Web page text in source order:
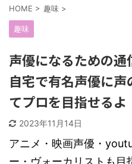
HOME > 趣味 >
趣味
声優になるための通
自宅で有名声優に
てプロを目指せるよ
2023年11月14日
アニメ・映画声優・